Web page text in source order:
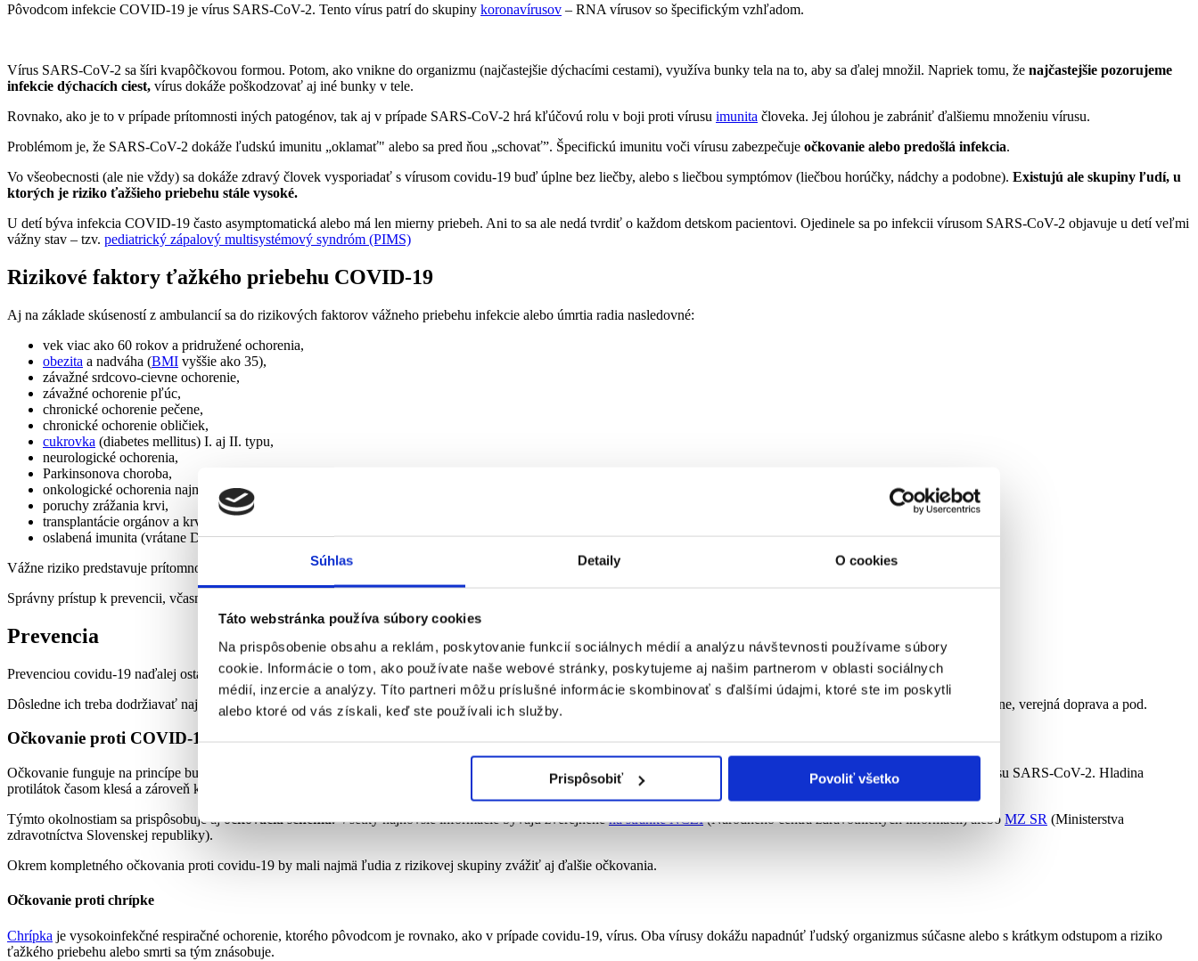
Súhlas Detaily O cookies
Táto webstránka používa súbory cookies
Na prispôsobenie obsahu a reklám, poskytovanie funkcií sociálnych médií a analýzu návštevnosti používame súbory
cookie. Informácie o tom, ako používate naše webové stránky, poskytujeme aj našim partnerom v oblasti sociálnych
médií, inzercie a analýzy. Títo partneri môžu príslušné informácie skombinovať s ďalšími údajmi, ktoré ste im poskytli
alebo ktoré od vás získali, keď ste používali ich služby.
Prispôsobiť Povoliť všetko
Pôvodcom infekcie COVID-19 je vírus SARS-CoV-2. Tento vírus patrí do skupiny koronavírusov – RNA vírusov so špecifickým vzhľadom.
Vírus SARS-CoV-2 sa šíri kvapôčkovou formou. Potom, ako vnikne do organizmu (najčastejšie dýchacími cestami), využíva bunky tela na to, aby sa ďalej množil. Napriek tomu, že najčastejšie pozorujeme
infekcie dýchacích ciest, vírus dokáže poškodzovať aj iné bunky v tele.
Rovnako, ako je to v prípade prítomnosti iných patogénov, tak aj v prípade SARS-CoV-2 hrá kľúčovú rolu v boji proti vírusu imunita človeka. Jej úlohou je zabrániť ďalšiemu množeniu vírusu.
Problémom je, že SARS-CoV-2 dokáže ľudskú imunitu „oklamať" alebo sa pred ňou „schovať”. Špecifickú imunitu voči vírusu zabezpečuje očkovanie alebo predošlá infekcia.
Vo všeobecnosti (ale nie vždy) sa dokáže zdravý človek vysporiadať s vírusom covidu-19 buď úplne bez liečby, alebo s liečbou symptómov (liečbou horúčky, nádchy a podobne). Existujú ale skupiny ľudí, u
ktorých je riziko ťažšieho priebehu stále vysoké.
U detí býva infekcia COVID-19 často asymptomatická alebo má len mierny priebeh. Ani to sa ale nedá tvrdiť o každom detskom pacientovi. Ojedinele sa po infekcii vírusom SARS-CoV-2 objavuje u detí veľmi
vážny stav – tzv. pediatrický zápalový multisystémový syndróm (PIMS)
Rizikové faktory ťažkého priebehu COVID-19
Aj na základe skúseností z ambulancií sa do rizikových faktorov vážneho priebehu infekcie alebo úmrtia radia nasledovné:
vek viac ako 60 rokov a pridružené ochorenia,
obezita a nadváha (BMI vyššie ako 35),
závažné srdcovo-cievne ochorenie,
závažné ochorenie pľúc,
chronické ochorenie pečene,
chronické ochorenie obličiek,
cukrovka (diabetes mellitus) I. aj II. typu,
neurologické ochorenia,
Parkinsonova choroba,
onkologické ochorenia najmä v aktívnej liečbe,
poruchy zrážania krvi,
transplantácie orgánov a krvotvorných buniek,
oslabená imunita (vrátane Downovho syndrómu, imunosupresívnej liečby, zle kompenzovaného HIV a iné).
Vážne riziko predstavuje prítomnosť čo i len jedného zo spomenutých faktorov.
Kombinácia viacerých(ktorá nie je zriedkavá)
toto riziko ešte zvyšuje.
Správny prístup k prevencii, včasná diagnostika covidu-19 a rovnako včas nasadená liečba môžu toto riziko zvrátiť.
Prevencia
Prevenciou covidu-19 naďalej ostáva snaha vyhnúť sa nákaze. Patrí semnosenie rúška alebo respirátora, hygiena rúk a odstup, ktoré poznáme pod skratkou ROR
Dôsledne ich treba dodržiavať najmä na miestach, kde sa nachádza veľa ľudí v uzavretých priestoroch alebo na miestach, kde sa zdržiavajú chorí – nemocnice, polikliniky, lekárne, verejná doprava a pod.
Očkovanie proti COVID-19
Očkovanie funguje na princípe budovania špecifických protilátok. Vďaka nim je imunita pripravená lepšie bojovať proti konkrétnemu patogénu – v prípade covidu-19 proti vírusu SARS-CoV-2. Hladina
protilátok časom klesá a zároveň koronavírus sa už niekoľkokrát zmenil na iný variant.
Týmto okolnostiam sa prispôsobuje ajočkovacia schéma.Všetky najnovšie informácie bývajú zverejnenéna stránke NCZI(Národného centra zdravotníckych informácií) alebo MZ SR (Ministerstva
zdravotníctva Slovenskej republiky).
Okrem kompletného očkovania proti covidu-19 by mali najmä ľudia z rizikovej skupiny zvážiť aj ďalšie očkovania.
Očkovanie proti chrípke
Chrípka je vysokoinfekčné respiračné ochorenie, ktorého pôvodcom je rovnako, ako v prípade covidu-19, vírus. Oba vírusy dokážu napadnúť ľudský organizmus súčasne alebo s krátkym odstupom a riziko
ťažkého priebehu alebo smrti sa tým znásobuje.